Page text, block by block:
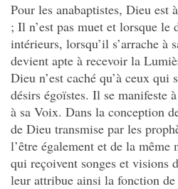
Pour les anabaptistes, Dieu est
; Il n’est pas muet et lorsque
intérieurs, lorsqu’il s’arrache à
devient apte à recevoir la
Dieu n’est caché qu’à ceux qui
désirs égoïstes. Il se manifeste
à sa Voix. Dans la conception
de Dieu transmise par les
l’être également et de la même
qui reçoivent songes et visions
leur attribue ainsi la fonction